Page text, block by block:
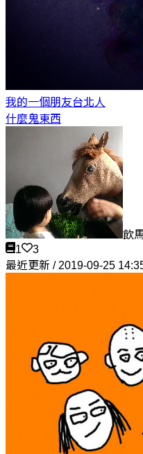
我的一個朋友台北人
什麼鬼東西
飲
1
3
最近更新 / 2019-09-25